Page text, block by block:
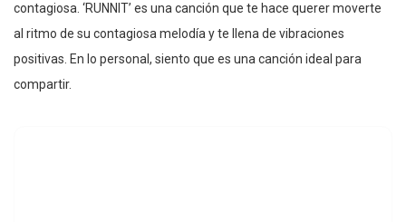
contagiosa. ‘RUNNIT’ es una canción que te hace querer moverte
al ritmo de su contagiosa melodía y te llena de vibraciones
positivas. En lo personal, siento que es una canción ideal para
compartir.